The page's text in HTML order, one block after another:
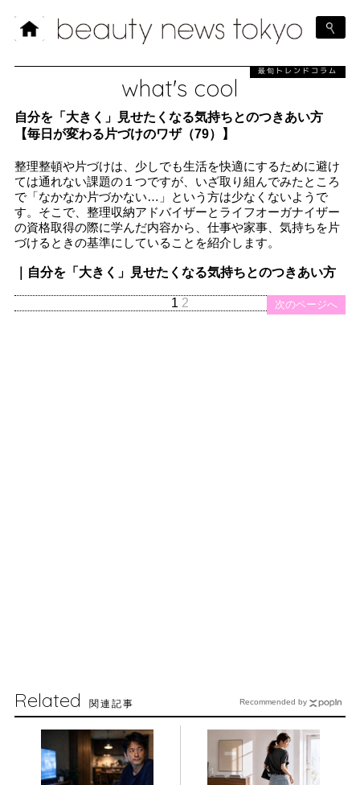
what's cool
最旬トレンドコラム
自分を「大きく」見せたくなる気持ちとのつきあい方
【毎日が変わる片づけのワザ（79）】
整理整頓や片づけは、少しでも生活を快適にするために避け
ては通れない課題の１つですが、いざ取り組んでみたところ
で「なかなか片づかない…」という方は少なくないようで
す。そこで、整理収納アドバイザーとライフオーガナイザー
の資格取得の際に学んだ内容から、仕事や家事、気持ちを片
づけるときの基準にしていることを紹介します。
｜自分を「大きく」見せたくなる気持ちとのつきあい方
次のページへ
1 2
Related 関連記事 Recommended by